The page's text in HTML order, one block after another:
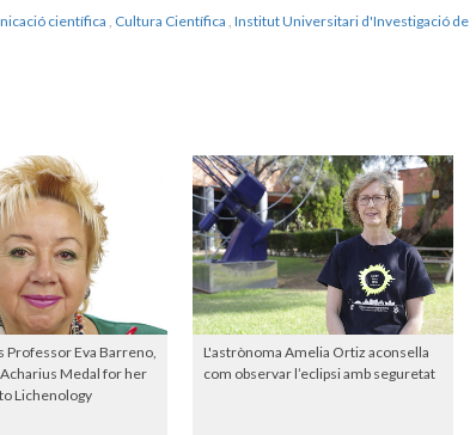
científica , Cultura Científica , Institut Universitari d'Investigació de
Professor Eva Barreno,
Medal for her
Lichenology
L'astrònoma Amelia Ortiz aconsella
com observar l’eclipsi amb seguretat